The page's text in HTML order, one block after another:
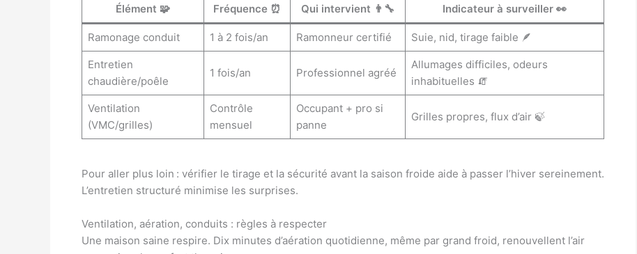
Élément 🧩 Fréquence ⏰ Qui intervient 👨‍🔧 Indicateur à surveiller 👀
Ramonage conduit 1 à 2 fois/an Ramonneur certifié Suie, nid, tirage faible 🪶
Entretien
chaudière/poêle
1 fois/an Professionnel agréé
Allumages difficiles, odeurs
inhabituelles 🧯
Ventilation
(VMC/grilles)
Contrôle
mensuel
Occupant + pro si
panne
Grilles propres, flux d’air 🍃
Pour aller plus loin : vérifier le tirage et la sécurité avant la saison froide aide à passer l’hiver sereinement.
L’entretien structuré minimise les surprises.
Ventilation, aération, conduits : règles à respecter
Une maison saine respire. Dix minutes d’aération quotidienne, même par grand froid, renouvellent l’air